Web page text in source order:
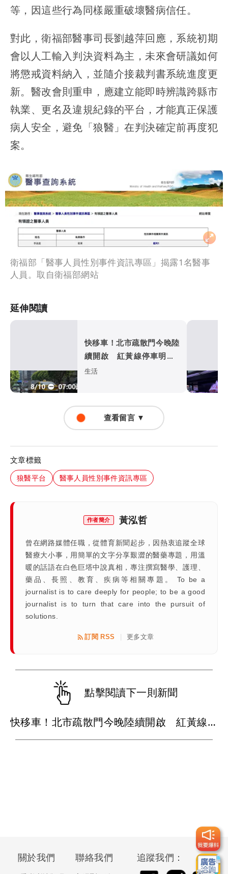
等，因這些行為同樣嚴重破壞醫病信任。
對此，衛福部醫事司長劉越萍回應，系統初期
會以人工輸入判決資料為主，未來會研議如何
將懲戒資料納入，並隨介接裁判書系統進度更
新。醫改會則重申，應建立能即時辨識跨縣市
執業、更名及違規紀錄的平台，才能真正保護
病人安全，避免「狼醫」在判決確定前再度犯
案。
衛福部「醫事人員性別事件資訊專區」揭露1名醫事
人員。取自衛福部網站
延伸閱讀
快移車！北市疏散門今晚陸
續開啟 紅黃線停車明早7
時拖吊
生活
查看留言 ▼
文章標籤
狼醫平台 醫事人員性別事件資訊專區
作者簡介 黃泓哲
曾在網路媒體任職，從體育新聞起步，因熱衷追蹤全球
醫療大小事，用簡單的文字分享艱澀的醫藥專題，用溫
暖的話語在白色巨塔中說真相，專注撰寫醫學、護理、
藥品、長照、教育、疾病等相關專題。 To be a
journalist is to care deeply for people; to be a good
journalist is to turn that care into the pursuit of
solutions.
訂閱 RSS 更多文章
點擊閱讀下一則新聞
快移車！北市疏散門今晚陸續開啟 紅黃線停車明早7時拖吊
關於我們
聯絡我們
追蹤我們：